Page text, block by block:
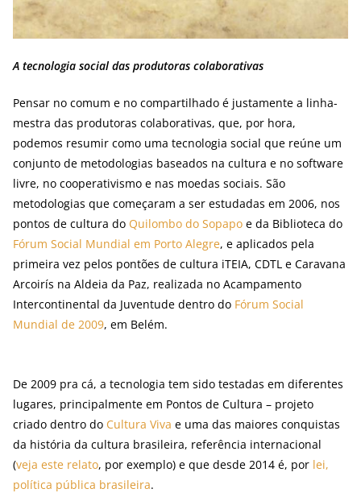
A tecnologia social das produtoras colaborativas
Pensar no comum e no compartilhado é justamente a linha-
mestra das produtoras colaborativas, que, por hora,
podemos resumir como uma tecnologia social que reúne um
conjunto de metodologias baseados na cultura e no software
livre, no cooperativismo e nas moedas sociais. São
metodologias que começaram a ser estudadas em 2006, nos
pontos de cultura do Quilombo do Sopapo e da Biblioteca do
Fórum Social Mundial em Porto Alegre, e aplicados pela
primeira vez pelos pontões de cultura iTEIA, CDTL e Caravana
Arcoirís na Aldeia da Paz, realizada no Acampamento
Intercontinental da Juventude dentro do Fórum Social
Mundial de 2009, em Belém.
De 2009 pra cá, a tecnologia tem sido testadas em diferentes
lugares, principalmente em Pontos de Cultura – projeto
criado dentro do Cultura Viva e uma das maiores conquistas
da história da cultura brasileira, referência internacional
(veja este relato, por exemplo) e que desde 2014 é, por lei,
política pública brasileira.